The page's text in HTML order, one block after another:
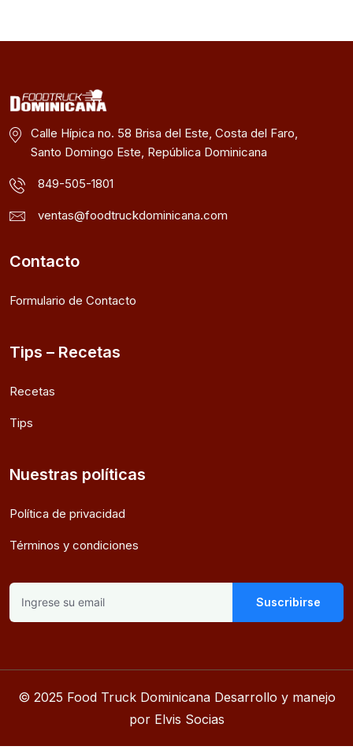
Calle Hípica no. 58 Brisa del Este, Costa del Faro,
Santo Domingo Este, República Dominicana
849-505-1801
ventas@foodtruckdominicana.com
Contacto
Formulario de Contacto
Tips – Recetas
Recetas
Tips
Nuestras políticas
Política de privacidad
Términos y condiciones
Suscribirse
© 2025 Food Truck Dominicana Desarrollo y manejo
por Elvis Socias